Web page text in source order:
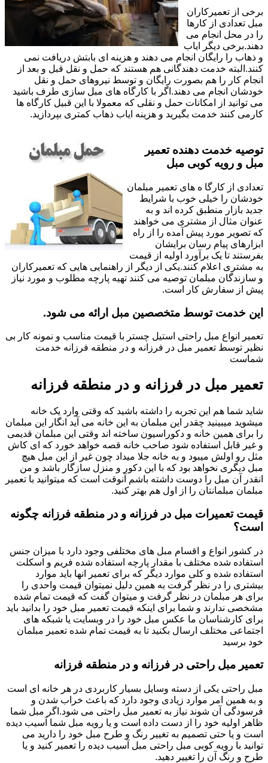
برخی از تعمیرکاران
مبل تعدادی از کارها
را در محل انجام می
دهند.برخی دیگر ایاب
و ذهاب را رایگان انجام می دهند و هزینه ای بابتش دریافت نمی
کنند.البته خدمت دهندگانی هم هستند که حمل و نقل قبل و بعد از
انجام کار را هم بصورت رایگان و توسط نیروهای حمل و نقل
خودشان انجام می دهند.اگر با کارگاه های مبل سازی طرف باشید
می توانید از امکانات حمل و نقلی که معمولا با این قبیل کارگاه ها
کارمی کنند خدمت بگیرید و هزینه ایاب ذهاب کمتری بپردازید.
توصیه خدمت دهنده تعمیر
مبل و رویه کوبی مبل
تعدادی از کارگا ه های تعمیر مبلمان
خودشان را خیلی خوب با شرایط
جدید بازار منطبق کرده اند و به
عنوان مثال از مشتری می خواهند
که تصویر مورد پیش آمده را از راه
ابزارهای پیام رسان برایشان
بفرستند تا یک برآورد اولیه از قیمت
به مشتری اعلام کنند.یکی از دیگر از راهنمایی هایی که تعمیرکاران
و سازندگان مبلمان توصیه می کنند تهیه پارچه مطلوب و مورد نیاز
پیش از سفارش کار است.
این خدمت توسط متخصصین مبل ارائه می شود.
تعمیر انواع مبل راحتی استیل چستر با قیمت مناسب و نمونه کار بی
نظیر توسط تعمیر مبل در فرزانه و در منطقه فرزانه خدمت
شماست
تعمیر مبل در فرزانه و در منطقه فرزانه
شاید شما هم این تجربه را داشته باشید که وقتی وارد یک خانه
میشوید میبینید چقدر این مبلمان به این خانه می آید انگار این مبلمان
را برای همین خانه و دکوراسیون ساخته اند وقتی این مبلمان قدیمی
و غیر قابل استفاده شود صاحب خانه قصه خواهد خورد که ای کاش
مثل رو اولش میبود و به خانه جلا میداد چون غیر از این مبل هیچ
مبل دیگری نخواهد بود که با این دکور و منزل سازگار باشد و من
انقدر آن مبل را دوست داشته باشم آنوقت است که میتوانید با تعمیر
مبلمان مبلمانتان را از اول هم بهتر کنید.
قیمت تعمیرات مبل در فرزانه و در منطقه فرزانه چگونه
است؟
در کشور انواع و اقسام مبل های مختلفی وجود دارد با میزان جنس
استفاده شده مختلف با مقدار پارچه استفاده شده فریم و اسکلت
استفاده شده و کلی موارد دیگر که برای تعمیر انها باید موارد
بیشتری را در نظر گرفت به همین دلیل نمیتوان قیمت واحدی را
برای هر مبلمان در نظر گرفت و میتوان گفت که قیمت تمام شده
مشخصی ندارند و شما برای اینکه قیمت تعمیر مبل خود را بدانید باید
برای کارشناسان ما عکس مبل خود را در وبسایت یا شبکه های
اجتماعی مختلف ارسال بکنید تا به قیمت تمام شده تعمیر مبلمان
خود برسید
تعمیر مبل راحتی در فرزانه و در منطقه فرزانه
مبل راحتی یکی از دسته وسایل بسیار کاربردی در هر خانه ای است
و به همین امر موارد زیادی وجود دارد که باعث خراب شدن و
فرسودگی آن شوند نیاز به تعمیر مبل راحتی می شود.اگر مبل شما
ظاهر اولیه خود را از دست داده است و یا رویه مبل شما آسیب دیده
است و یا حتی تصمیم به تغییر رنگ و طرح مبل خود را دارید می
توانید با رویه کوبی مبل راحتی مبل آسیب دیده را تعمیر کنید و یا
طرح و رنگ آن را تغییر دهید.